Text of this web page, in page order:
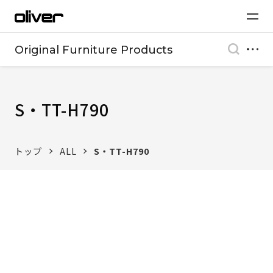
Original Furniture Products
S・TT-H790
トップ ALL S・TT-H790